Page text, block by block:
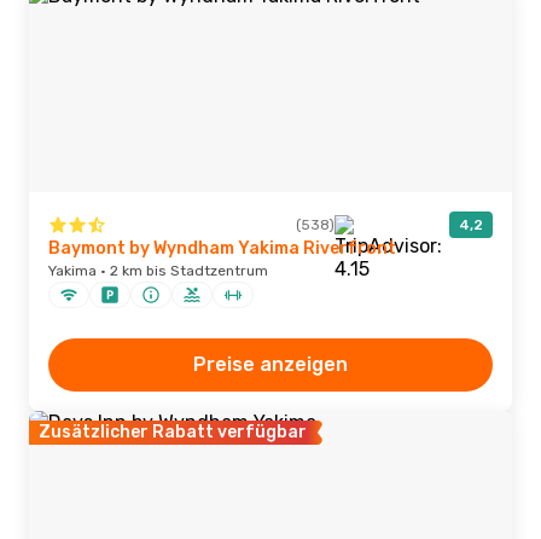
(538) 4,2
Baymont by Wyndham Yakima Riverfront
Yakima · 2 km bis Stadtzentrum
Preise anzeigen
Zusätzlicher Rabatt verfügbar